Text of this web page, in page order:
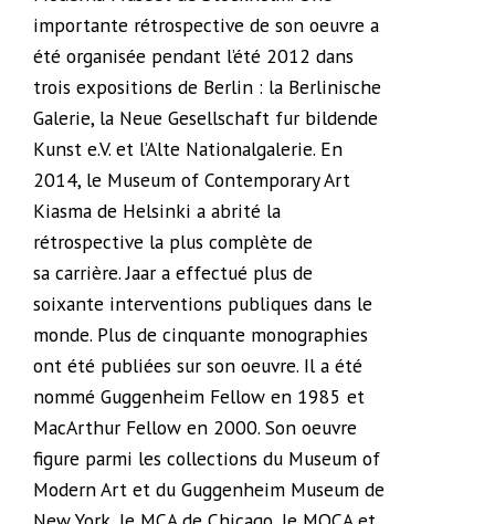
importante rétrospective de son oeuvre a
été organisée pendant l’été 2012 dans
trois expositions de Berlin : la Berlinische
Galerie, la Neue Gesellschaft fur bildende
Kunst e.V. et l’Alte Nationalgalerie. En
2014, le Museum of Contemporary Art
Kiasma de Helsinki a abrité la
rétrospective la plus complète de
sa carrière. Jaar a effectué plus de
soixante interventions publiques dans le
monde. Plus de cinquante monographies
ont été publiées sur son oeuvre. Il a été
nommé Guggenheim Fellow en 1985 et
MacArthur Fellow en 2000. Son oeuvre
figure parmi les collections du Museum of
Modern Art et du Guggenheim Museum de